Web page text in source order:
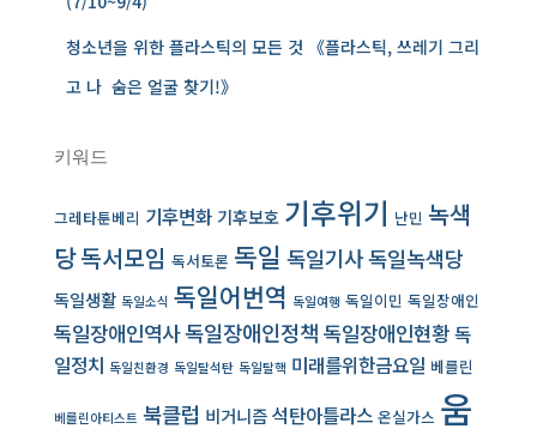
청소년을 위한 플라스틱의 모든 것 《플라스틱, 쓰레기 그리
고 나 ­ 숨은 얼굴 찾기!》
키워드
그레타툰베리 기후변화 기후보호 기후위기 난민 녹색
당독서모임 독서토론 독일 독일기사독일녹색당
독일생활 독일소식 독일어번역 독일여행 독일이민 독일장애인
독일장애인역사독일장애인정책 독일장애인현황독
일정치 독일친환경 독일탈석탄 독일탈핵 미래를위한금요일 베를린
베를린아티스트 북클럽 비거니즘석탄아틀라스 온실가스 움